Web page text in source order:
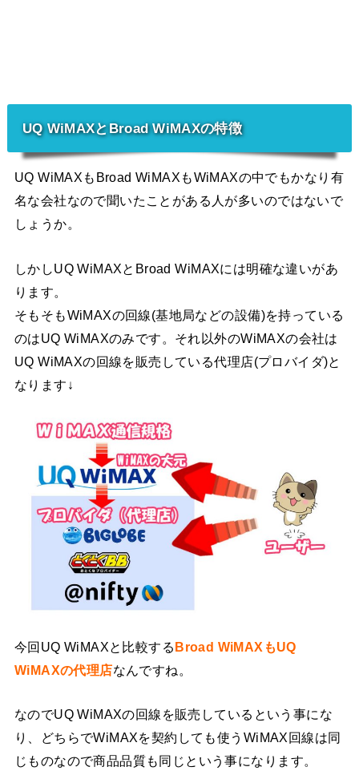
UQ WiMAXとBroad WiMAXの特徴
UQ WiMAXもBroad WiMAXもWiMAXの中でもかなり有
名な会社なので聞いたことがある人が多いのではないで
しょうか。
しかしUQ WiMAXとBroad WiMAXには明確な違いがあ
ります。
そもそもWiMAXの回線(基地局などの設備)を持っている
のはUQ WiMAXのみです。それ以外のWiMAXの会社は
UQ WiMAXの回線を販売している代理店(プロバイダ)と
なります↓
今回UQ WiMAXと比較するBroad WiMAXもUQ
WiMAXの代理店なんですね。
なのでUQ WiMAXの回線を販売しているという事にな
り、どちらでWiMAXを契約しても使うWiMAX回線は同
じものなので商品品質も同じという事になります。